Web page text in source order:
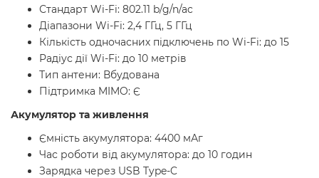
Стандарт Wi-Fi: 802.11 b/g/n/ac
Діапазони Wi-Fi: 2,4 ГГц, 5 ГГц
Кількість одночасних підключень по Wi-Fi: до 15
Радіус дії Wi-Fi: до 10 метрів
Тип антени: Вбудована
Підтримка MIMO: Є
Акумулятор та живлення
Ємність акумулятора: 4400 мАг
Час роботи від акумулятора: до 10 годин
Зарядка через USB Type-C